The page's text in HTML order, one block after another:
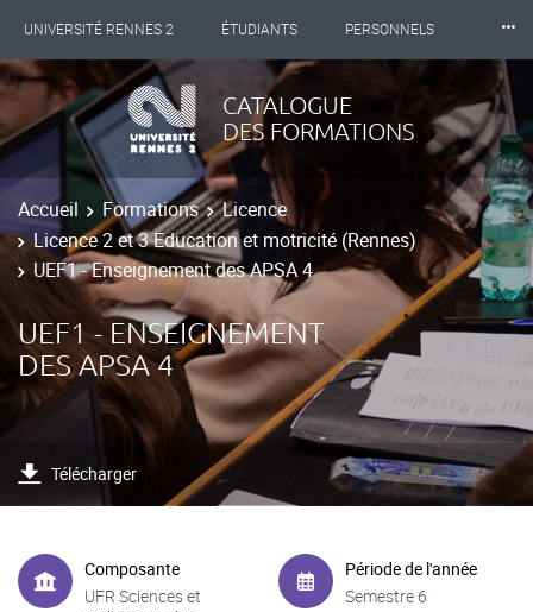
UNIVERSITÉ RENNES 2 ÉTUDIANTS PERSONNELS
INTERNATIONAL PROFESSIONNELS BIBLIOTHÈQUES
LES NOUVELLES DE RENNES 2
⸱⸱⸱
CATALOGUE
DES FORMATIONS
Accueil Formations
Licence
Licence 2 et 3 Education et motricité (Rennes)
UEF1 - Enseignement des APSA 4
UEF1 - ENSEIGNEMENT
DES APSA 4
Télécharger
Composante
UFR Sciences et
Période de l'année
Semestre 6